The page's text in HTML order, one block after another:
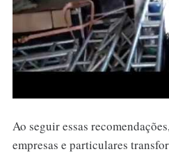
Ao seguir essas
empresas e particulares